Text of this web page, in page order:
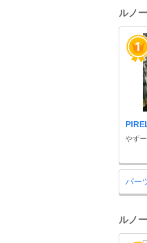
ルノ
やず
パー
ルノ